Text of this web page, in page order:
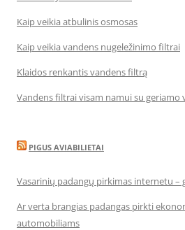
Kaip veikia atbulinis osmosas
Kaip veikia vandens nugeležinimo filtrai
Klaidos renkantis vandens filtrą
Vandens filtrai visam namui su geriamo
PIGUS AVIABILIETAI
Vasarinių padangų pirkimas internetu –
Ar verta brangias padangas pirkti
automobiliams